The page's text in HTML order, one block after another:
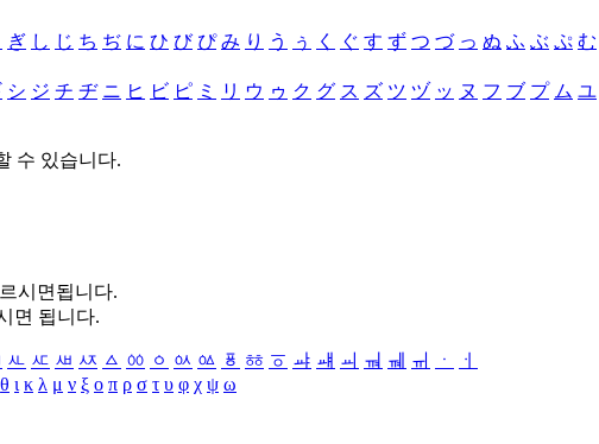
ぎ し じ ち ぢ に ひ び ぴ み り う ぅ く ぐ す ず つ づ っ ぬ ふ ぶ ぷ む
シ ジ チ ヂ ニ ヒ ビ ピ ミ リ ウ ゥ ク グ ス ズ ツ ヅ ッ ヌ フ ブ プ ム ユ
수 있습니다.
시면됩니다.
면 됩니다.
ㅻ ㅼ ㅽ ㅾ ㅿ ㆀ ㆁ ㆂ ㆃ ㆄ ㆅ ㆆ ㆇ ㆈ ㆉ ㆊ ㆋ ㆌ ㆍ
ㆎ
θ ι κ λ μ ν ξ ο π ρ σ τ υ φ χ ψ ω